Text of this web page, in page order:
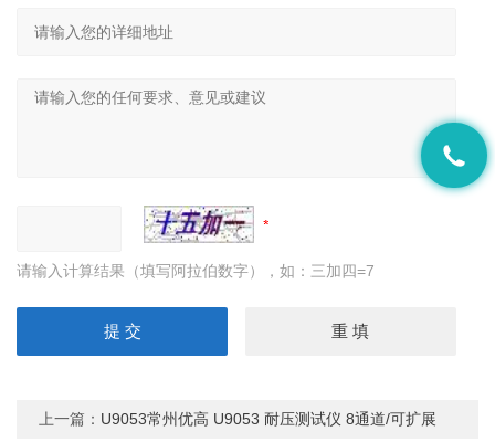
请输入计算结果（填写阿拉伯数字），如：三加四=7
上一篇： U9053常州优高 U9053 耐压测试仪 8通道/可扩展